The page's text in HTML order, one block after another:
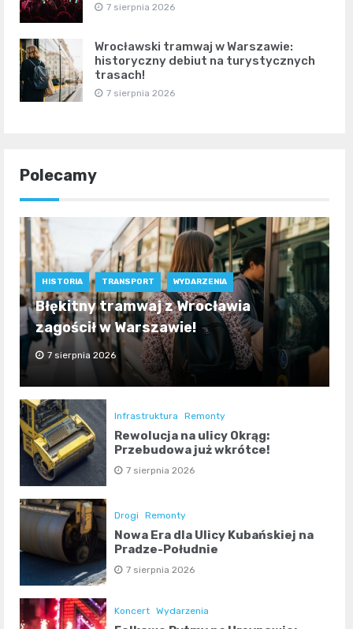
7 sierpnia 2026
Wrocławski tramwaj w Warszawie:
historyczny debiut na turystycznych
trasach!
7 sierpnia 2026
Polecamy
HISTORIA TRANSPORT WYDARZENIA
Błękitny tramwaj z Wrocławia
zagościł w Warszawie!
7 sierpnia 2026
Infrastruktura Remonty
Rewolucja na ulicy Okrąg:
Przebudowa już wkrótce!
7 sierpnia 2026
Drogi Remonty
Nowa Era dla Ulicy Kubańskiej na
Pradze-Południe
7 sierpnia 2026
Koncert Wydarzenia